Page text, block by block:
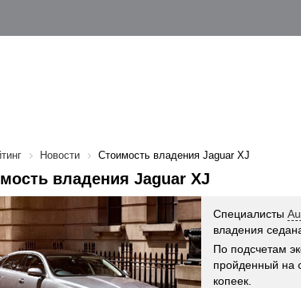
Новости Стоимость владения Jaguar XJ
владения Jaguar XJ
Специалисты
владения
По подсчетам
пройденный на
копеек.